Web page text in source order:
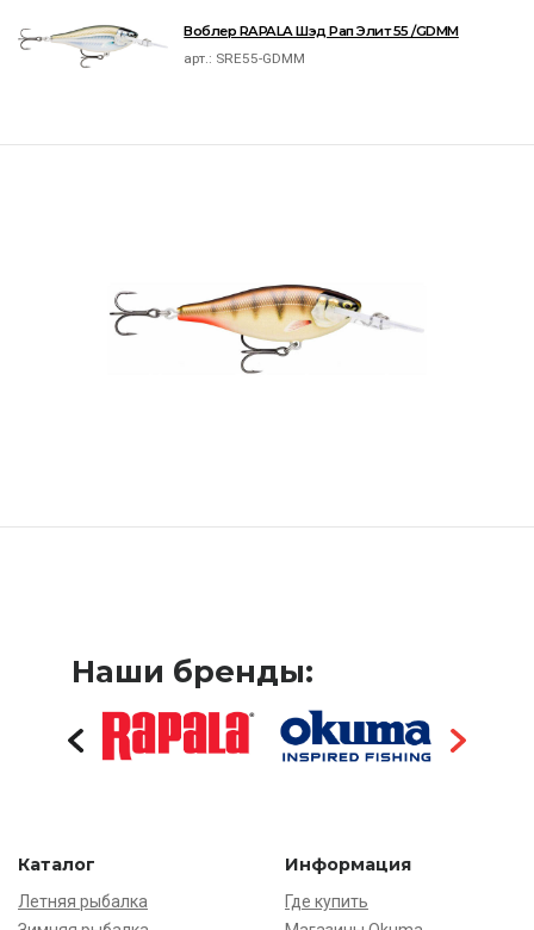
Воблер RAPALA Шэд Рап Элит 55 /GDMM
арт.: SRE55-GDMM
Наши бренды:
Каталог
Летняя рыбалка
Информация
Где купить